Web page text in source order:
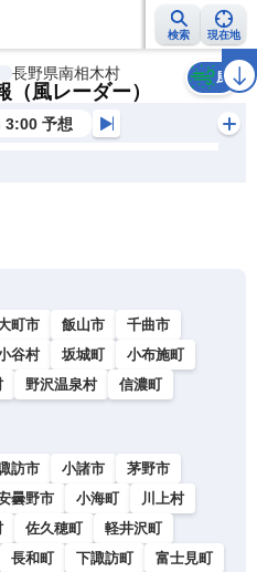
検索 現在地
報 警報・注意報 2週間天気 ラ
長野県南相木村
風レーダー）
風
3:00 予想
町市 飯山市
千曲市
谷村 坂城町
小布施町
野沢温泉村
信濃町
訪市 小諸市
茅野市
曇野市 小海町
川上村
佐久穂町
軽井沢町
長和町 下諏訪町
富士見町